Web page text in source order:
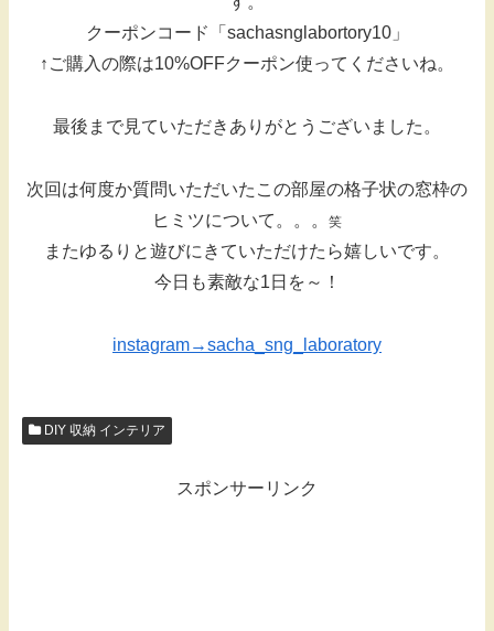
クーポンコード「sachasnglabortory10」
↑ご購入の際は10%OFFクーポン使ってくださいね。
最後まで見ていただきありがとうございました。
次回は何度か質問いただいたこの部屋の格子状の窓枠の
ヒミツについて。。。
笑
またゆるりと遊びにきていただけたら嬉しいです。
今日も素敵な1日を～！
instagram→sacha_sng_laboratory
DIY 収納 インテリア
スポンサーリンク